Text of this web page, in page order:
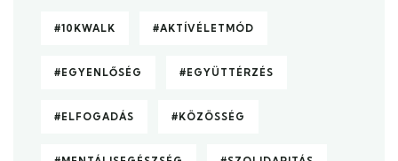
#10KWALK #AKTÍVÉLETMÓD
#EGYENLŐSÉG #EGYÜTTÉRZÉS
#ELFOGADÁS #KÖZÖSSÉG